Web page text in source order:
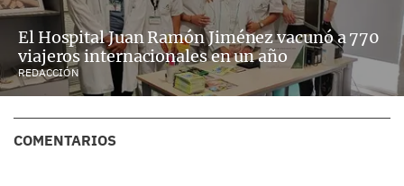
El Hospital Juan Ramón Jiménez vacunó a 770
viajeros internacionales en un año
REDACCIÓN
COMENTARIOS